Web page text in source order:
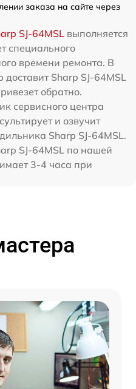
заказа на сайте через
SJ-64MSL выполняется
специального
времени ремонта. В
Sharp SJ-64MSL
обратно.
сервисного центра
и озвучит
Sharp SJ-64MSL.
SJ-64MSL по нашей
3-4 часа при